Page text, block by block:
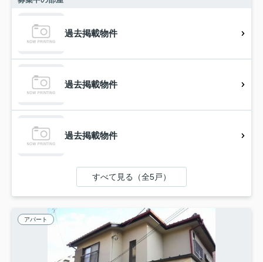
過去掲載物件
過去掲載物件
過去掲載物件
すべて見る（全5戸）
アパート